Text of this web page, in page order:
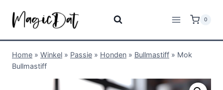
0
Home » Winkel » Passie » Honden » Bullmastiff » Mok
Bullmastiff